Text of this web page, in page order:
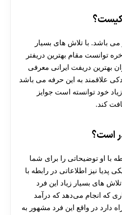
کیست؟
باشد. با تلاش های بسیار
توانست مقام بهترین دریفتر
بهترین دریفت ایرانی معرفی
علاقمند به این حرفه می باشد
خود توانسته است جوایز
کند.
است؟
با او توضیحاتی را برای شما
پدیا نیز اطلاعاتی در رابطه با
های بسیار زیاد این فرد
که انجام می‌دهد که درآمد
دارد در واقع این فرد مشهور به